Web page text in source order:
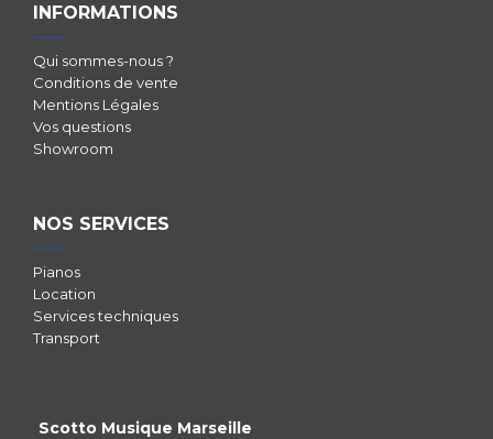
INFORMATIONS
Qui sommes-nous ?
Conditions de vente
Mentions Légales
Vos questions
Showroom
NOS SERVICES
Pianos
Location
Services techniques
Transport
Scotto Musique Marseille